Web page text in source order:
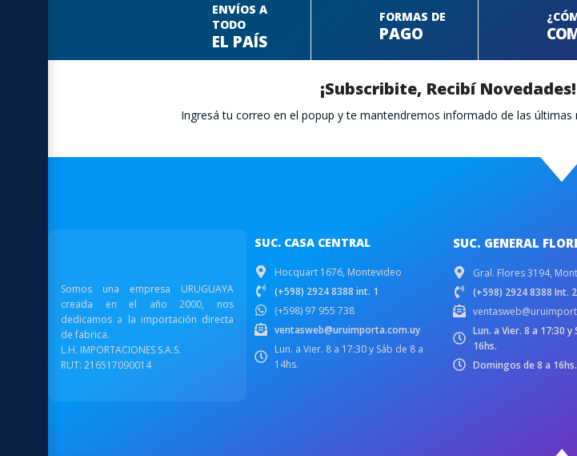
ENVÍOS A
TODO
EL PAÍS
FORMAS DE
PAGO
¡Subscribite, Recibí Novedades!
Ingresá tu correo en el popup y te mantendremos informado de las últimas
Somos una empresa URUGUAYA
creada en el año 2000, nos
dedicamos a la importación directa
de fabrica.
L.H. IMPORTACIONES S.A.S.
RUT: 216517090014
SUC. CASA CENTRAL
Hocquart 1676, Montevideo
(+598) 2924 8388 int. 1
(+598) 97 955 738
ventasweb@uruimporta.com.uy
Lun. a Vier. 8 a 17:30 y Sáb de 8 a
14hs.
SUC. GENERAL
Gral. Flores 3194,
(+598) 2924 8388 Int. 2
Lun. a Vier. 8 a 17:30 y
16hs.
Domingos de 8 a 16hs.